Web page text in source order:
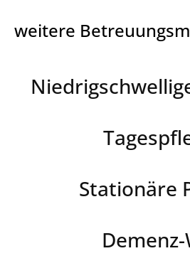
weitere
Stationäre
Demenz-